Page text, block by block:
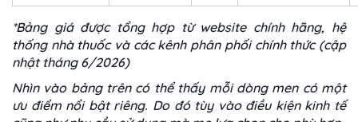
*Bảng giá được tổng hợp từ website chính hãng, hệ
thống nhà thuốc và các kênh phân phối chính thức (cập
nhật tháng 6/2026)
Nhìn vào bảng trên có thể thấy mỗi dòng men có một
ưu điểm nổi bật riêng. Do đó tùy vào điều kiện kinh tế